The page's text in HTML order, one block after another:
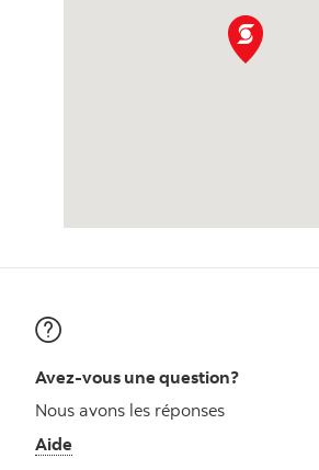
Avez-vous une question?
Nous avons les réponses
Aide